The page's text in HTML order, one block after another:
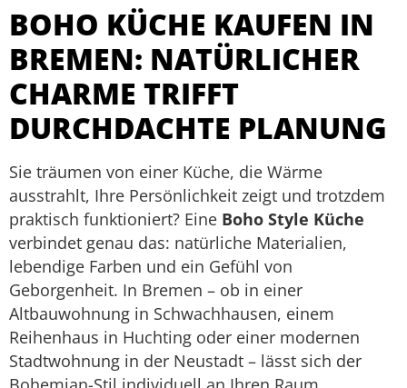
BOHO KÜCHE KAUFEN IN
BREMEN: NATÜRLICHER
CHARME TRIFFT
DURCHDACHTE PLANUNG
Sie träumen von einer Küche, die Wärme
ausstrahlt, Ihre Persönlichkeit zeigt und trotzdem
praktisch funktioniert? Eine Boho Style Küche
verbindet genau das: natürliche Materialien,
lebendige Farben und ein Gefühl von
Geborgenheit. In Bremen – ob in einer
Altbauwohnung in Schwachhausen, einem
Reihenhaus in Huchting oder einer modernen
Stadtwohnung in der Neustadt – lässt sich der